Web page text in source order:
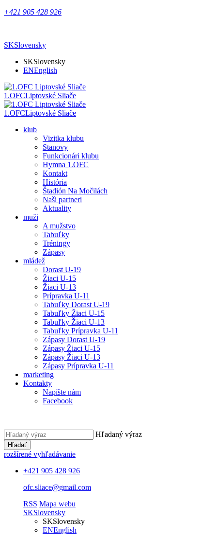
+421 905 428 926
SKSlovensky
SKSlovensky
ENEnglish
1.OFCLiptovské Sliače
1.OFCLiptovské Sliače
klub
Vizitka klubu
Stanovy
Funkcionári klubu
Hymna 1.OFC
Kontakt
História
Štadión Na Močilách
Naši partneri
Aktuality
muži
A mužstvo
Tabuľky
Tréningy
Zápasy
mládež
Dorast U-19
Žiaci U-15
Žiaci U-13
Prípravka U-11
Tabuľky Dorast U-19
Tabuľky Žiaci U-15
Tabuľky Žiaci U-13
Tabuľky Prípravka U-11
Zápasy Dorast U-19
Zápasy Žiaci U-15
Zápasy Žiaci U-13
Zápasy Prípravka U-11
marketing
Kontakty
Napíšte nám
Facebook
Hľadaný výraz
Hľadať
rozšírené vyhľadávanie
+421 905 428 926
ofc.sliace@gmail.com
RSS Mapa webu
SKSlovensky
SKSlovensky
ENEnglish